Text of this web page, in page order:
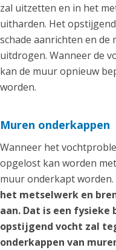
zal uitzetten en in het
uitharden. Het
schade aanrichten en
uitdrogen. Wanneer de
kan de muur opnieuw
worden.
Muren onderkappen
Wanneer het
opgelost kan worden
muur onderkapt worden.
het metselwerk en
aan. Dat is een
opstijgend vocht zal
onderkappen van